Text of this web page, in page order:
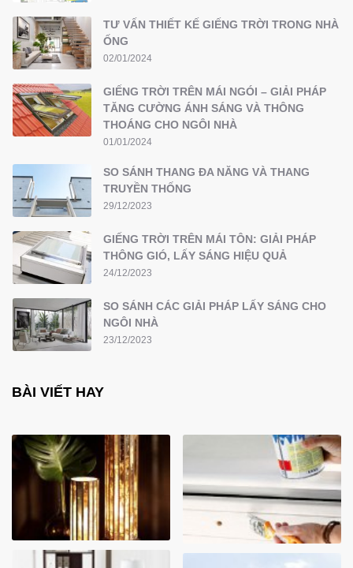
TƯ VẤN THIẾT KẾ GIẾNG TRỜI TRONG NHÀ
ỐNG
02/01/2024
GIẾNG TRỜI TRÊN MÁI NGÓI – GIẢI PHÁP
TĂNG CƯỜNG ÁNH SÁNG VÀ THÔNG
THOÁNG CHO NGÔI NHÀ
01/01/2024
SO SÁNH THANG ĐA NĂNG VÀ THANG
TRUYỀN THỐNG
29/12/2023
GIẾNG TRỜI TRÊN MÁI TÔN: GIẢI PHÁP
THÔNG GIÓ, LẤY SÁNG HIỆU QUẢ
24/12/2023
SO SÁNH CÁC GIẢI PHÁP LẤY SÁNG CHO
NGÔI NHÀ
23/12/2023
BÀI VIẾT HAY